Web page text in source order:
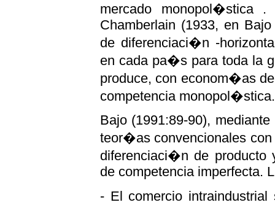
mercado monopol�stica
Chamberlain (1933, en
de diferenciaci�n -
en cada pa�s para toda la
produce, con econom�as
competencia monopol�stica.
Bajo (1991:89-90),
teor�as convencionales
diferenciaci�n de
de competencia imperfecta.
- El comercio